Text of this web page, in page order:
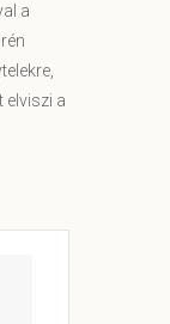
a
elviszi a